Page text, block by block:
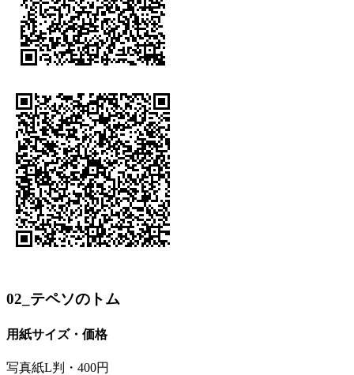
02_テペソのトム
用紙サイズ・価格
写真紙L判・400円